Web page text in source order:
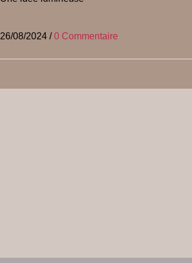
26/08/2024 / 0 Commentaire